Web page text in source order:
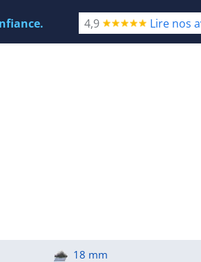
18 mm
4,9 Lire nos